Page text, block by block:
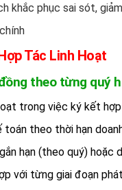
khắc phục sai sót,
Tác Linh Hoạt
theo từng quý
trong việc ký kết
toán theo thời hạn
hạn (theo quý) hoặc
với từng giai đoạn